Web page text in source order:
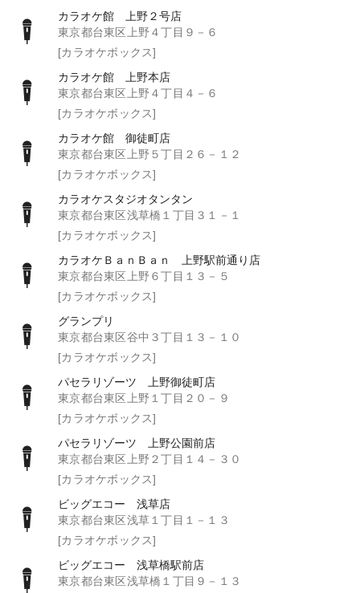
カラオケ館 上野２号店
東京都台東区上野４丁目９－６
[カラオケボックス]
カラオケ館 上野本店
東京都台東区上野４丁目４－６
[カラオケボックス]
カラオケ館 御徒町店
東京都台東区上野５丁目２６－１２
[カラオケボックス]
カラオケスタジオタンタン
東京都台東区浅草橋１丁目３１－１
[カラオケボックス]
カラオケＢａｎＢａｎ 上野駅前通り店
東京都台東区上野６丁目１３－５
[カラオケボックス]
グランプリ
東京都台東区谷中３丁目１３－１０
[カラオケボックス]
パセラリゾーツ 上野御徒町店
東京都台東区上野１丁目２０－９
[カラオケボックス]
パセラリゾーツ 上野公園前店
東京都台東区上野２丁目１４－３０
[カラオケボックス]
ビッグエコー 浅草店
東京都台東区浅草１丁目１－１３
[カラオケボックス]
ビッグエコー 浅草橋駅前店
東京都台東区浅草橋１丁目９－１３